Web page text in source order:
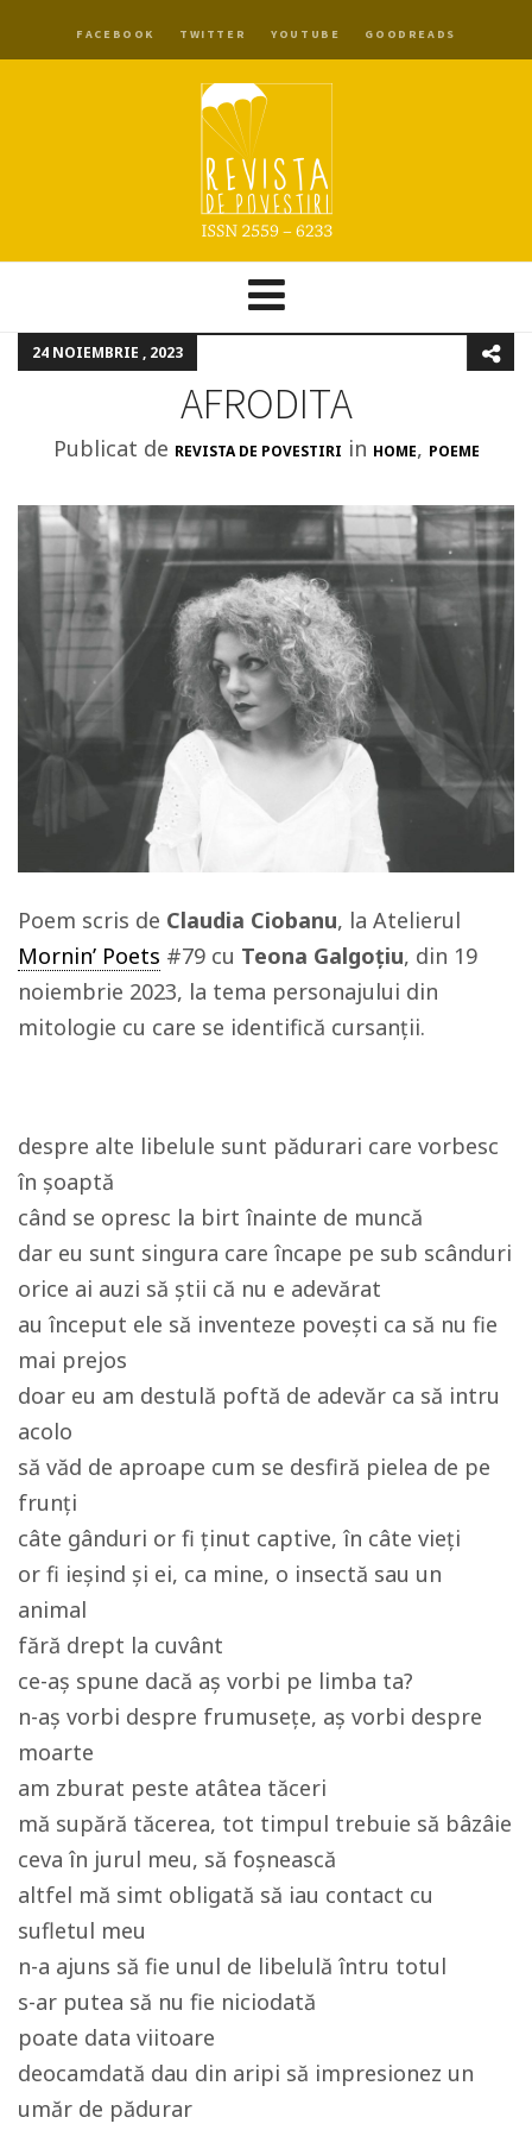
FACEBOOK TWITTER YOUTUBE GOODREADS
24 NOIEMBRIE , 2023
AFRODITA
Publicat de REVISTA DE POVESTIRI in HOME, POEME
Poem scris de Claudia Ciobanu, la Atelierul
Mornin’ Poets #79 cu Teona Galgoțiu, din 19
noiembrie 2023, la tema personajului din
mitologie cu care se identifică cursanții.
despre alte libelule sunt pădurari care vorbesc
în șoaptă
când se opresc la birt înainte de muncă
dar eu sunt singura care încape pe sub scânduri
orice ai auzi să știi că nu e adevărat
au început ele să inventeze povești ca să nu fie
mai prejos
doar eu am destulă poftă de adevăr ca să intru
acolo
să văd de aproape cum se desfiră pielea de pe
frunți
câte gânduri or fi ținut captive, în câte vieți
or fi ieșind și ei, ca mine, o insectă sau un
animal
fără drept la cuvânt
ce-aș spune dacă aș vorbi pe limba ta?
n-aș vorbi despre frumusețe, aș vorbi despre
moarte
am zburat peste atâtea tăceri
mă supără tăcerea, tot timpul trebuie să bâzâie
ceva în jurul meu, să foșnească
altfel mă simt obligată să iau contact cu
sufletul meu
n-a ajuns să fie unul de libelulă întru totul
s-ar putea să nu fie niciodată
poate data viitoare
deocamdată dau din aripi să impresionez un
umăr de pădurar